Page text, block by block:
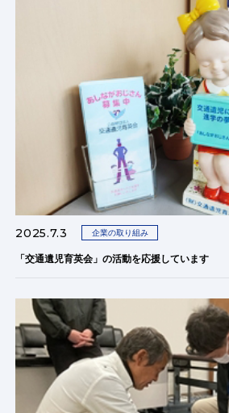
2025.7.3 企業の取り組み
「交通遺児育英会」の活動を応援しています